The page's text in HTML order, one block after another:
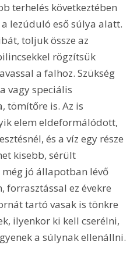
terhelés következtében
lezúduló eső súlya alatt.
toljuk össze az
rögzítsük
a falhoz. Szükség
vagy speciális
tömítőre is. Az is
elem eldeformálódott,
és a víz egy része
kisebb, sérült
jó állapotban lévő
forrasztással ez évekre
tartó vasak is tönkre
ilyenkor ki kell cserélni,
a súlynak ellenállni.